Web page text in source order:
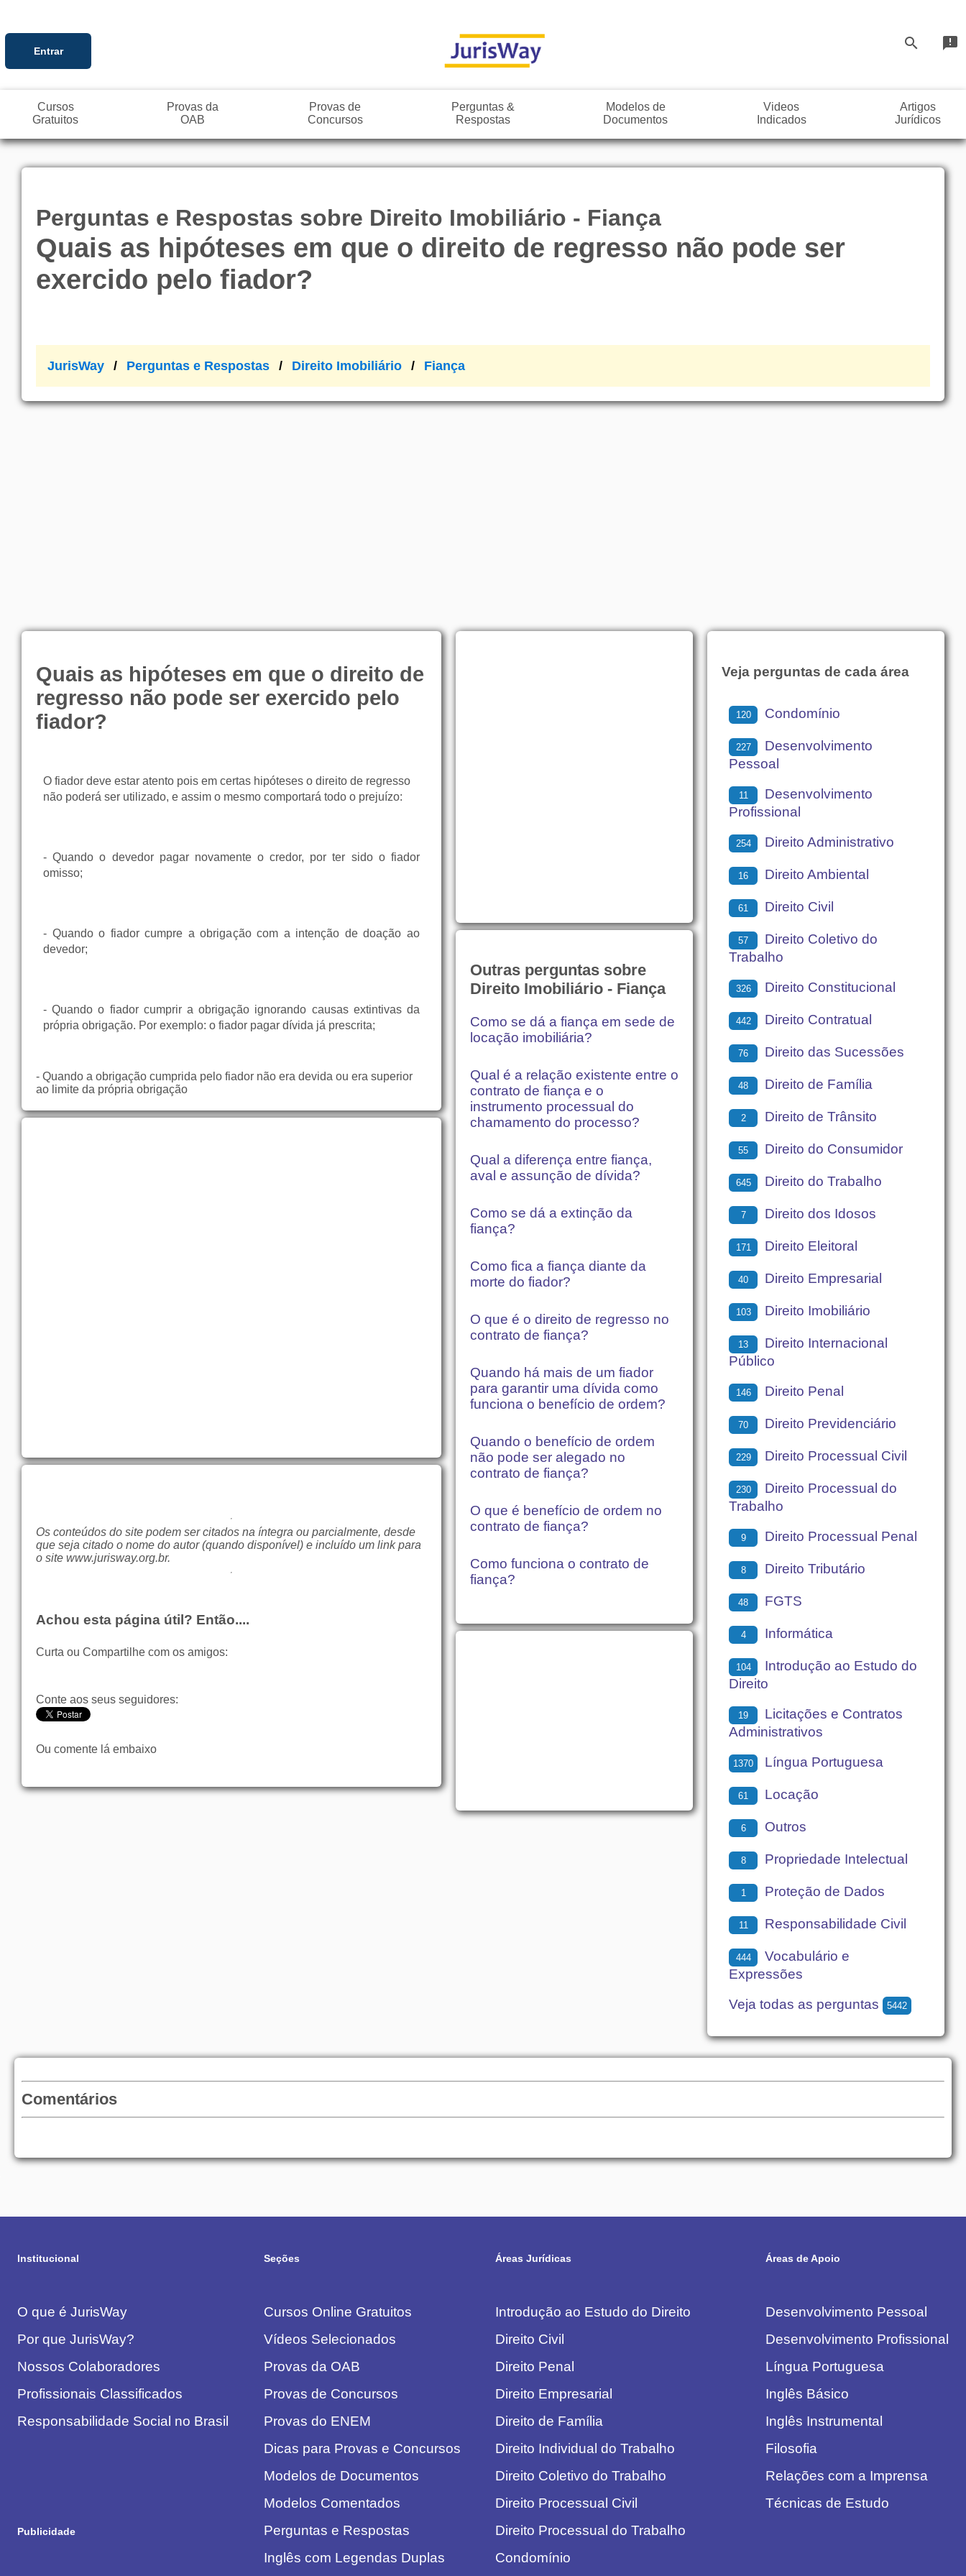
Entrar search announcement
Cursos
Gratuitos
Provas da
OAB
Provas de
Concursos
Perguntas &
Respostas
Modelos de
Documentos
Videos
Indicados
Artigos
Jurídicos
Perguntas e Respostas sobre Direito Imobiliário - Fiança
Quais as hipóteses em que o direito de regresso não pode ser
exercido pelo fiador?
JurisWay Perguntas e Respostas Direito Imobiliário Fiança
Quais as hipóteses em que o direito de
regresso não pode ser exercido pelo
fiador?
O fiador deve estar atento pois em certas hipóteses o direito de regresso
não poderá ser utilizado, e assim o mesmo comportará todo o prejuízo:
- Quando o devedor pagar novamente o credor, por ter sido o fiador
omisso;
- Quando o fiador cumpre a obrigação com a intenção de doação ao
devedor;
- Quando o fiador cumprir a obrigação ignorando causas extintivas da
própria obrigação. Por exemplo: o fiador pagar dívida já prescrita;
- Quando a obrigação cumprida pelo fiador não era devida ou era superior
ao limite da própria obrigação
Os conteúdos do site podem ser citados na íntegra ou parcialmente, desde
que seja citado o nome do autor (quando disponível) e incluído um link para
o site www.jurisway.org.br.
Achou esta página útil? Então....
Curta ou Compartilhe com os amigos:
Conte aos seus seguidores:
Ou comente lá embaixo
Outras perguntas sobre
Direito Imobiliário - Fiança
Como se dá a fiança em sede de
locação imobiliária?
Qual é a relação existente entre o
contrato de fiança e o
instrumento processual do
chamamento do processo?
Qual a diferença entre fiança,
aval e assunção de dívida?
Como se dá a extinção da
fiança?
Como fica a fiança diante da
morte do fiador?
O que é o direito de regresso no
contrato de fiança?
Quando há mais de um fiador
para garantir uma dívida como
funciona o benefício de ordem?
Quando o benefício de ordem
não pode ser alegado no
contrato de fiança?
O que é benefício de ordem no
contrato de fiança?
Como funciona o contrato de
fiança?
Veja perguntas de cada área
120 Condomínio
227
Desenvolvimento
Pessoal
11
Desenvolvimento
Profissional
254 Direito Administrativo
16 Direito Ambiental
61 Direito Civil
57
Direito Coletivo do
Trabalho
326 Direito Constitucional
442 Direito Contratual
76 Direito das Sucessões
48 Direito de Família
2 Direito de Trânsito
55 Direito do Consumidor
645 Direito do Trabalho
7 Direito dos Idosos
171 Direito Eleitoral
40 Direito Empresarial
103 Direito Imobiliário
13
Direito Internacional
Público
146 Direito Penal
70 Direito Previdenciário
229 Direito Processual Civil
230
Direito Processual do
Trabalho
9 Direito Processual Penal
8 Direito Tributário
48 FGTS
4 Informática
104
Introdução ao Estudo do
Direito
19
Licitações e Contratos
Administrativos
1370 Língua Portuguesa
61 Locação
6 Outros
8 Propriedade Intelectual
1 Proteção de Dados
11 Responsabilidade Civil
444
Vocabulário e
Expressões
Veja todas as perguntas
5442
Comentários
Institucional
O que é JurisWay
Por que JurisWay?
Nossos Colaboradores
Profissionais Classificados
Responsabilidade Social no Brasil
Publicidade
Seções
Cursos Online Gratuitos
Vídeos Selecionados
Provas da OAB
Provas de Concursos
Provas do ENEM
Dicas para Provas e Concursos
Modelos de Documentos
Modelos Comentados
Perguntas e Respostas
Inglês com Legendas Duplas
Áreas Jurídicas
Introdução ao Estudo do Direito
Direito Civil
Direito Penal
Direito Empresarial
Direito de Família
Direito Individual do Trabalho
Direito Coletivo do Trabalho
Direito Processual Civil
Direito Processual do Trabalho
Condomínio
Áreas de Apoio
Desenvolvimento Pessoal
Desenvolvimento Profissional
Língua Portuguesa
Inglês Básico
Inglês Instrumental
Filosofia
Relações com a Imprensa
Técnicas de Estudo